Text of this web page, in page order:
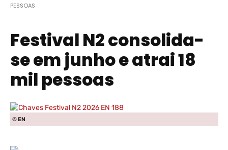
PESSOAS
Festival N2 consolida-
se em junho e atrai 18
mil pessoas
© EN